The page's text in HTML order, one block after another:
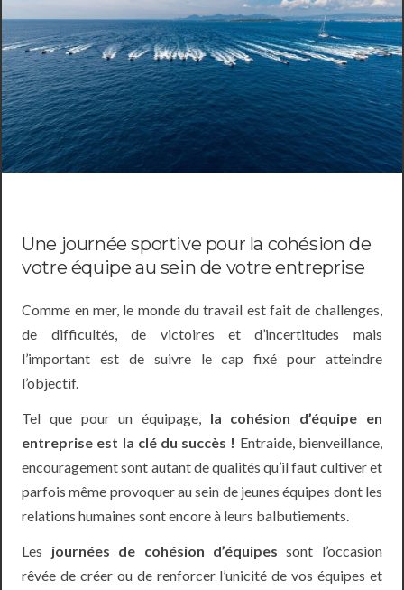
Une journée sportive pour la cohésion de
votre équipe au sein de votre entreprise
Comme en mer, le monde du travail est fait de challenges,
de difficultés, de victoires et d’incertitudes mais
l’important est de suivre le cap fixé pour atteindre
l’objectif.
Tel que pour un équipage, la cohésion d’équipe en
entreprise est la clé du succès ! Entraide, bienveillance,
encouragement sont autant de qualités qu’il faut cultiver et
parfois même provoquer au sein de jeunes équipes dont les
relations humaines sont encore à leurs balbutiements.
Les journées de cohésion d’équipes sont l’occasion
rêvée de créer ou de renforcer l’unicité de vos équipes et